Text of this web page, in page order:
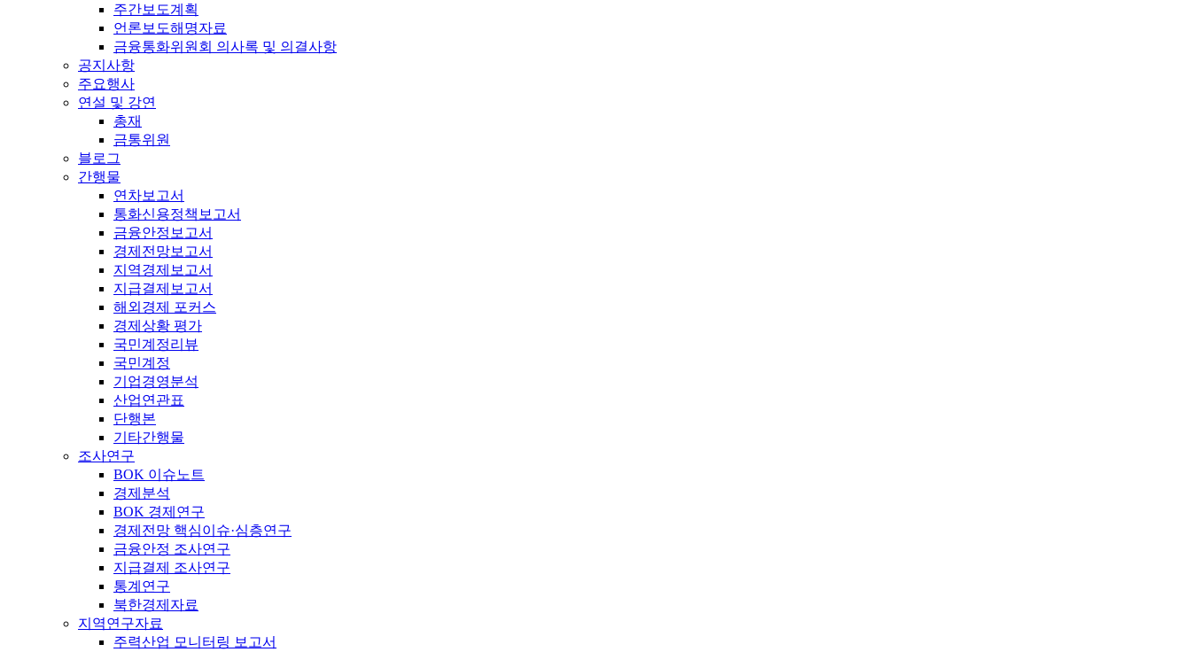
주간보도계획
언론보도해명자료
금융통화위원회 의사록 및 의결사항
공지사항
주요행사
연설 및 강연
총재
금통위원
블로그
간행물
연차보고서
통화신용정책보고서
금융안정보고서
경제전망보고서
지역경제보고서
지급결제보고서
해외경제 포커스
경제상황 평가
국민계정리뷰
국민계정
기업경영분석
산업연관표
단행본
기타간행물
조사연구
BOK 이슈노트
경제분석
BOK 경제연구
경제전망 핵심이슈·심층연구
금융안정 조사연구
지급결제 조사연구
통계연구
북한경제자료
지역연구자료
주력산업 모니터링 보고서